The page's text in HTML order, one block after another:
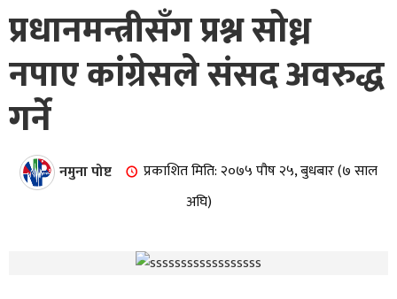
प्रधानमन्त्रीसँग प्रश्न सोध्न
नपाए कांग्रेसले संसद अवरुद्ध
गर्ने
नमुना पोष्ट
प्रकाशित मिति: २०७५ पौष २५, बुधबार (७ साल
अघि)